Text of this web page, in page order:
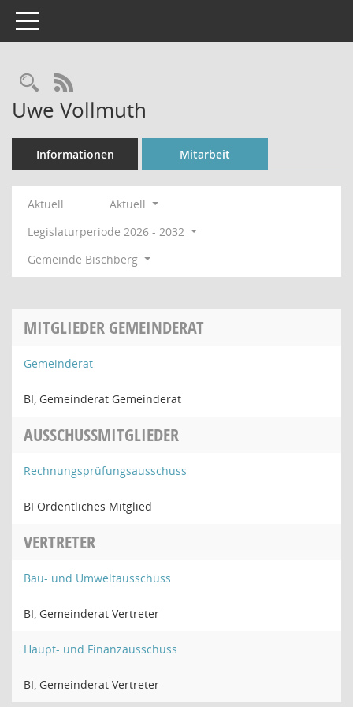
Toggle navigation
Rechercheauswahl
RSS-Feed
Uwe Vollmuth
Informationen Mitarbeit
Aktuell
Aktuell
Legislaturperiode 2026 - 2032
Gemeinde Bischberg
MITGLIEDER GEMEINDERAT
Gemeinderat
BI, Gemeinderat Gemeinderat
AUSSCHUSSMITGLIEDER
Rechnungsprüfungsausschuss
BI Ordentliches Mitglied
VERTRETER
Bau- und Umweltausschuss
BI, Gemeinderat Vertreter
Haupt- und Finanzausschuss
BI, Gemeinderat Vertreter